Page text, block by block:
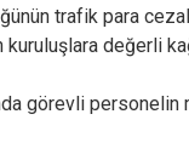
trafik para
kuruluşlara değerli
görevli